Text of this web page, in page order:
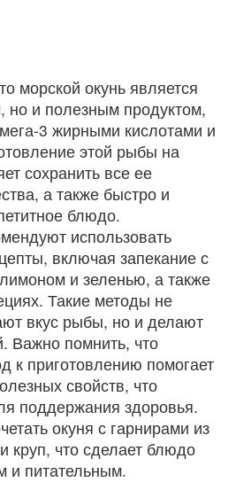
морской окунь является
но и полезным продуктом,
3 жирными кислотами и
этой рыбы на
сохранить все ее
а также быстро и
блюдо.
использовать
включая запекание с
и зеленью, а также
Такие методы не
вкус рыбы, но и делают
Важно помнить, что
к приготовлению помогает
свойств, что
поддержания здоровья.
окуня с гарнирами из
круп, что сделает блюдо
и питательным.